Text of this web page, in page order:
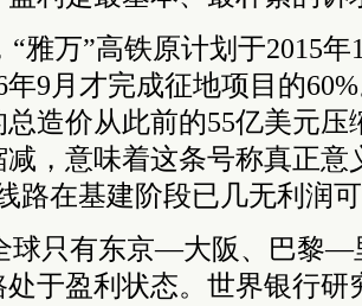
“雅万”高铁原计划于2015
年9月才完成征地项目的
造价从此前的55亿美元压
，意味着这条号称真正意
路在基建阶段已几无利润
球只有东京—大阪、巴黎
于盈利状态。世界银行研